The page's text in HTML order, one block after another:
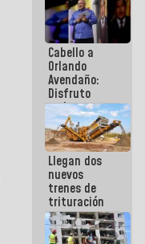
Cabello a
Orlando
Avendaño:
Disfruto
cada vez
que escribes
porque lo
que haces
es
embarrarla
Llegan dos
nuevos
trenes de
trituración
para
optimizar